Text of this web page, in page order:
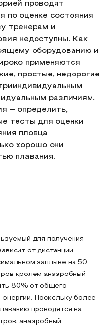
проводят
по оценке состояния
тренерам и
недоступны. Как
оборудованию и
применяются
простые, недорогие
различиям.
– определить,
тесты для оценки
пловца
хорошо они
плавания.
для получения
от дистанции
заплыве на 50
кролем анаэробный
80% от общего
Поскольку более
проводятся на
анаэробный